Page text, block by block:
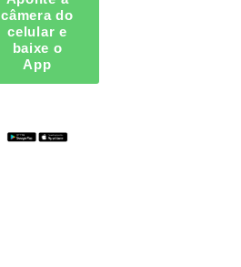
câmera do
celular e
baixe o
App